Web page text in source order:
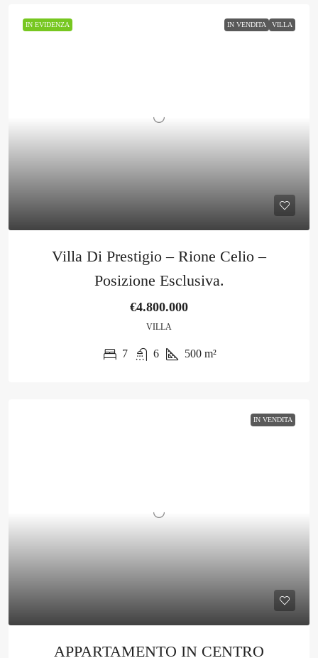
IN EVIDENZA IN VENDITA VILLA
Villa Di Prestigio – Rione Celio –
Posizione Esclusiva.
€4.800.000
VILLA
7 6 500 m²
IN VENDITA
APPARTAMENTO IN CENTRO